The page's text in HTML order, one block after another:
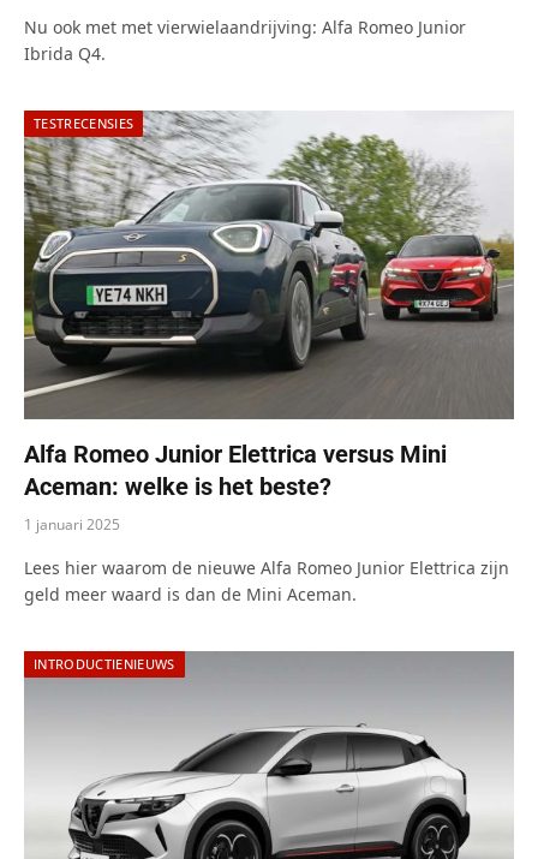
Nu ook met met vierwielaandrijving: Alfa Romeo Junior
Ibrida Q4.
TESTRECENSIES
Alfa Romeo Junior Elettrica versus Mini
Aceman: welke is het beste?
1 januari 2025
Lees hier waarom de nieuwe Alfa Romeo Junior Elettrica zijn
geld meer waard is dan de Mini Aceman.
INTRODUCTIENIEUWS